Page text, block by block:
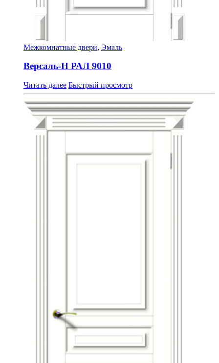
Межкомнатные двери, Эмаль
Версаль-Н РАЛ 9010
Читать далее Быстрый просмотр